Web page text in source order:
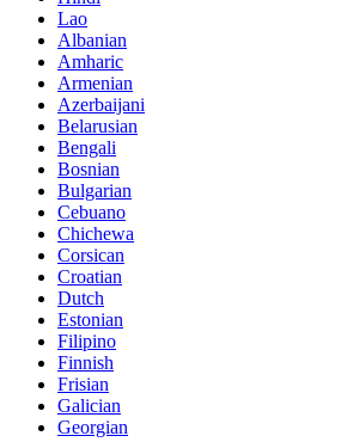
Lao
Albanian
Amharic
Armenian
Azerbaijani
Belarusian
Bengali
Bosnian
Bulgarian
Cebuano
Chichewa
Corsican
Croatian
Dutch
Estonian
Filipino
Finnish
Frisian
Galician
Georgian